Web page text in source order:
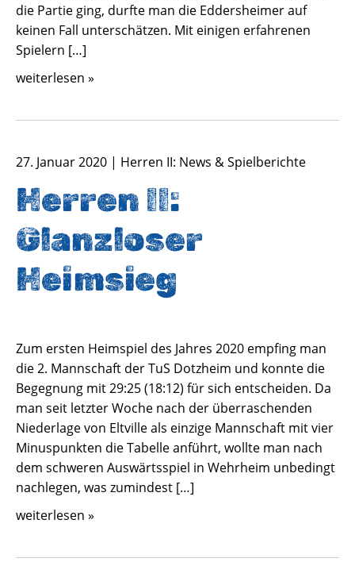
die Partie ging, durfte man die Eddersheimer auf
keinen Fall unterschätzen. Mit einigen erfahrenen
Spielern […]
weiterlesen »
27. Januar 2020 | Herren II: News & Spielberichte
Herren II:
Glanzloser
Heimsieg
Zum ersten Heimspiel des Jahres 2020 empfing man
die 2. Mannschaft der TuS Dotzheim und konnte die
Begegnung mit 29:25 (18:12) für sich entscheiden. Da
man seit letzter Woche nach der überraschenden
Niederlage von Eltville als einzige Mannschaft mit vier
Minuspunkten die Tabelle anführt, wollte man nach
dem schweren Auswärtsspiel in Wehrheim unbedingt
nachlegen, was zumindest […]
weiterlesen »